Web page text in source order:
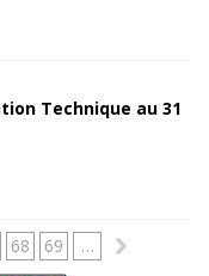
Technique au 31
68 69 …